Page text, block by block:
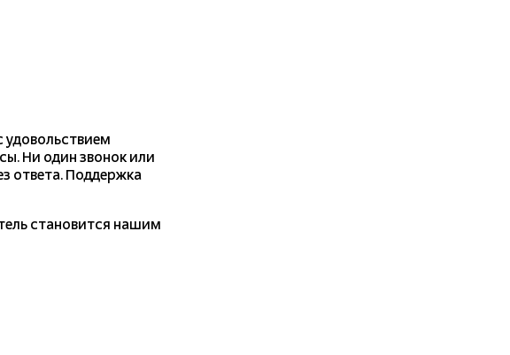
удовольствием
Ни один звонок или
ответа. Поддержка
становится нашим